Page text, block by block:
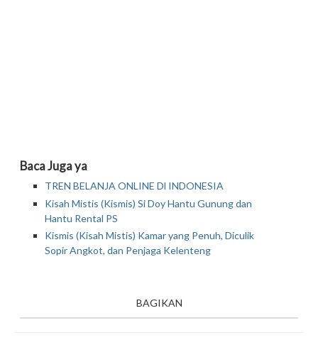
Baca Juga ya
TREN BELANJA ONLINE Dl INDONESIA
Kisah Mistis (Kismis) Si Doy Hantu Gunung dan
Hantu Rental PS
Kismis (Kisah Mistis) Kamar yang Penuh, Diculik
Sopir Angkot, dan Penjaga Kelenteng
BAGIKAN